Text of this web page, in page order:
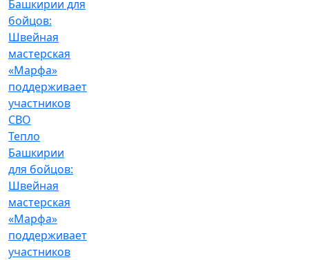
Тепло
Башкирии
для бойцов:
Швейная
мастерская
«Марфа»
поддерживает
участников